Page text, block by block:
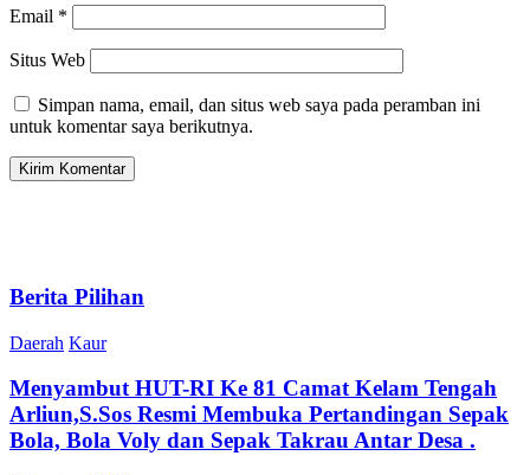
Email *
Situs Web
Simpan nama, email, dan situs web saya pada peramban ini
untuk komentar saya berikutnya.
Berita Pilihan
Daerah Kaur
Menyambut HUT-RI Ke 81 Camat Kelam Tengah
Arliun,S.Sos Resmi Membuka Pertandingan Sepak
Bola, Bola Voly dan Sepak Takrau Antar Desa .